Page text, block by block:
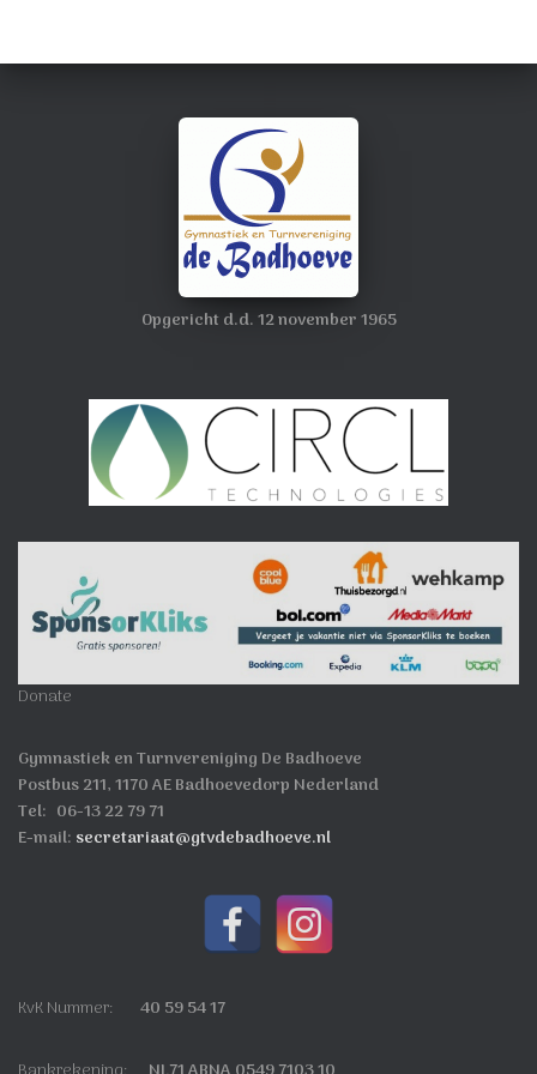
Opgericht d.d. 12 november 1965
Donate
Gymnastiek en Turnvereniging De Badhoeve
Postbus 211, 1170 AE Badhoevedorp Nederland
Tel: 06-13 22 79 71
E-mail: secretariaat@gtvdebadhoeve.nl
KvK Nummer: 40 59 54 17